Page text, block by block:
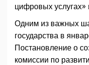
цифровых услугах»
Одним из важных
государства в
Постановление о
комиссии по